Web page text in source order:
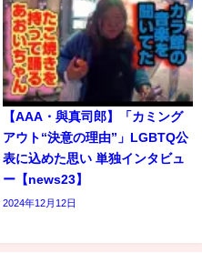
【AAA・與真司郎】「カミング
アウト“決意の理由”」LGBTQ公
表に込めた思い 単独インタビュ
ー【news23】
2024年12月12日